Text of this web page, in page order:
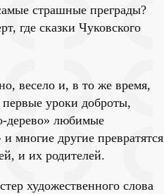
страшные преграды?
где сказки Чуковского
весело и, в то же время,
уроки доброты,
дерево» любимые
многие другие превратятся
и их родителей.
художественного слова